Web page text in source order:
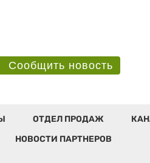
Сообщить новость
ОТДЕЛ ПРОДАЖ
НОВОСТИ ПАРТНЕРОВ